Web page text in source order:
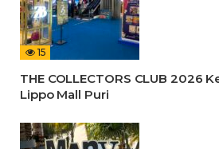
15
THE COLLECTORS CLUB 2026
Lippo Mall Puri